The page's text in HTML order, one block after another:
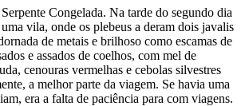
Congelada. Na tarde do segundo dia
vila, onde os plebeus a deram dois javalis
de metais e brilhoso como escamas de
e assados de coelhos, com mel de
cenouras vermelhas e cebolas silvestres
a melhor parte da viagem. Se havia uma
era a falta de paciência para com viagens.